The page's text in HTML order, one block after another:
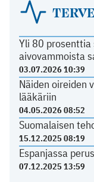
Yli 80
aivovammoista
03.07.2026 10:39
Näiden oireiden
lääkäriin
04.05.2026 08:52
Suomalaisen
15.12.2025 08:19
Espanjassa
07.12.2025 13:59